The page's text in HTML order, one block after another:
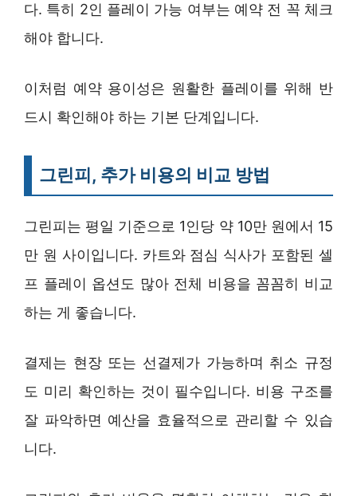
다. 특히 2인 플레이 가능 여부는 예약 전 꼭 체크
해야 합니다.
이처럼 예약 용이성은 원활한 플레이를 위해 반
드시 확인해야 하는 기본 단계입니다.
그린피, 추가 비용의 비교 방법
그린피는 평일 기준으로 1인당 약 10만 원에서 15
만 원 사이입니다. 카트와 점심 식사가 포함된 셀
프 플레이 옵션도 많아 전체 비용을 꼼꼼히 비교
하는 게 좋습니다.
결제는 현장 또는 선결제가 가능하며 취소 규정
도 미리 확인하는 것이 필수입니다. 비용 구조를
잘 파악하면 예산을 효율적으로 관리할 수 있습
니다.